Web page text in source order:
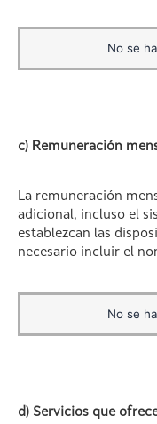
No se
c) Remuneración
La remuneración
adicional, incluso el
establezcan las
necesario incluir el
No se
d) Servicios que